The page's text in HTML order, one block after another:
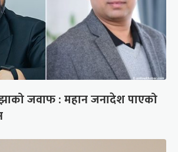
जवाफ : महान जनादेश पाएको